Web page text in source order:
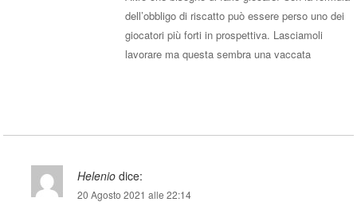
dell’obbligo di riscatto può essere perso uno dei
giocatori più forti in prospettiva. Lasciamoli
lavorare ma questa sembra una vaccata
Helenio dice:
20 Agosto 2021 alle 22:14